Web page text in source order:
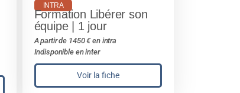
INTRA
Formation Libérer son
équipe | 1 jour
A partir de 1450 € en intra
Indisponible en inter
Voir la fiche